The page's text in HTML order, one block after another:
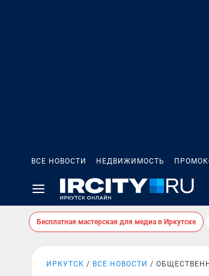
ВСЕ НОВОСТИ НЕДВИЖИМОСТЬ
Бесплатная мастерская для медиа в Иркутске
ИРКУТСК ВСЕ НОВОСТИ